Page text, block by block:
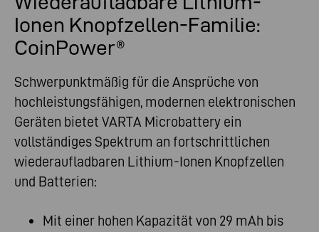
Ionen Knopfzellen-Familie:
CoinPower®
Schwerpunktmäßig für die Ansprüche von
hochleistungsfähigen, modernen elektronischen
Geräten bietet VARTA Microbattery ein
vollständiges Spektrum an fortschrittlichen
wiederaufladbaren Lithium-Ionen Knopfzellen
und Batterien:
Mit einer hohen Kapazität von 29 mAh bis